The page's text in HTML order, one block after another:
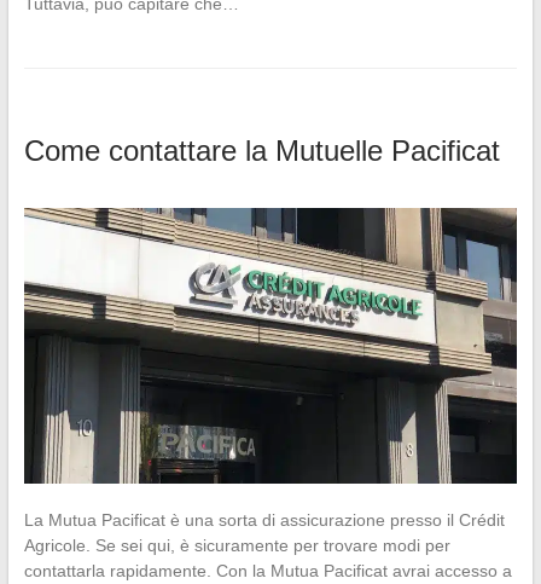
Come contattare la Mutuelle Pacificat
La Mutua Pacificat è una sorta di assicurazione presso il Crédit
Agricole. Se sei qui, è sicuramente per trovare modi per
contattarla rapidamente. Con la Mutua Pacificat avrai accesso a